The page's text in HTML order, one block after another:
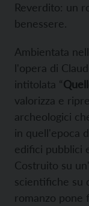
Reverdito: un
benessere.
Ambientata
l'opera di
intitolata “
valorizza e
archeologici
in quell'epoca
edifici pubblici
Costruito su
scientifiche su
romanzo pone